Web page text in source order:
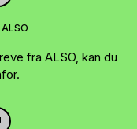
ALSO
fra ALSO, kan du